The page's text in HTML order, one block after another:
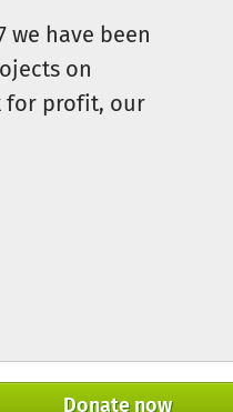
Donate now
we have been
on
for profit, our